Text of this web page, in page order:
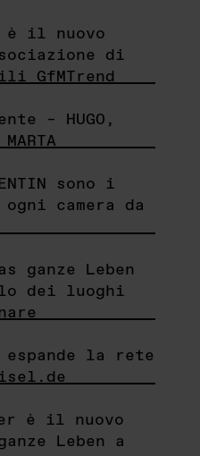
è il nuovo
di
GfMTrend
– HUGO,
sono i
camera da
ganze Leben
dei luoghi
espande la rete
è il nuovo
Leben a